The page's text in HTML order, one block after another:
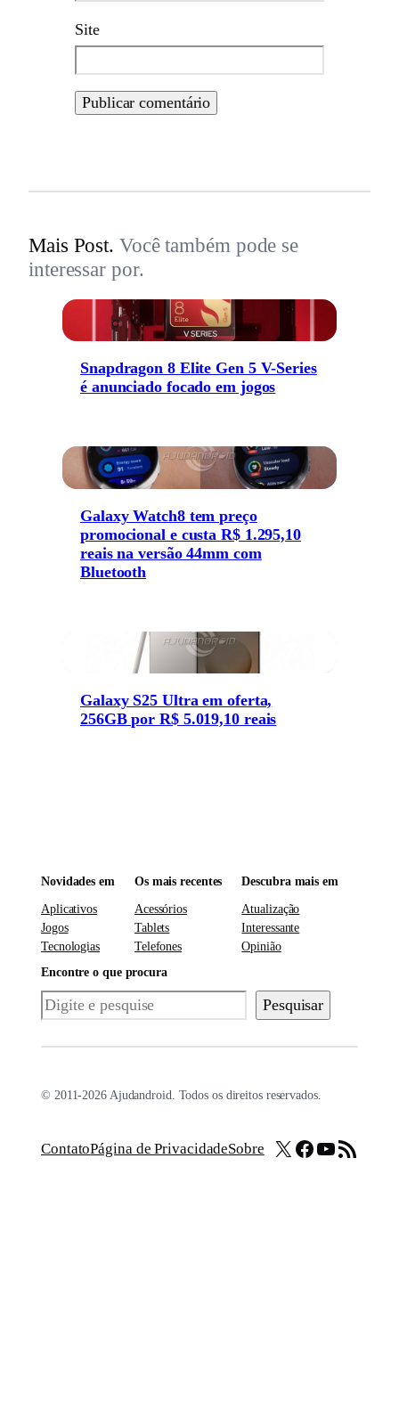
Site
Mais Post. Você também pode se
interessar por.
Snapdragon 8 Elite Gen 5 V-Series
é anunciado focado em jogos
Galaxy Watch8 tem preço
promocional e custa R$ 1.295,10
reais na versão 44mm com
Bluetooth
Galaxy S25 Ultra em oferta,
256GB por R$ 5.019,10 reais
Novidades em
Aplicativos
Jogos
Tecnologias
Os mais recentes
Acessórios
Tablets
Telefones
Descubra mais em
Atualização
Interessante
Opinião
Encontre o que procura
Pesquisar Pesquisar
© 2011-2026 Ajudandroid. Todos os direitos reservados.
ContatoPágina de PrivacidadeSobre X Facebook
Youtube
Feed RSS